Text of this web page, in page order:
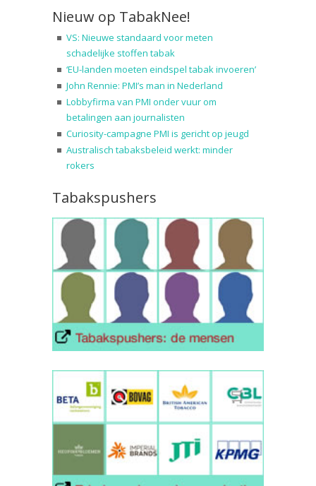
Nieuw op TabakNee!
VS: Nieuwe standaard voor meten
schadelijke stoffen tabak
‘EU-landen moeten eindspel tabak invoeren’
John Rennie: PMI’s man in Nederland
Lobbyfirma van PMI onder vuur om
betalingen aan journalisten
Curiosity-campagne PMI is gericht op jeugd
Australisch tabaksbeleid werkt: minder
rokers
Tabakspushers